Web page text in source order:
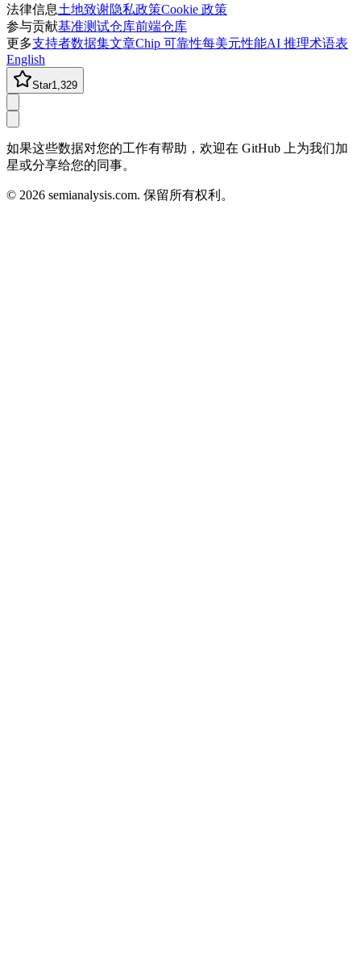
法律信息土地致谢隐私政策Cookie 政策
参与贡献基准测试仓库前端仓库
更多支持者数据集文章Chip 可靠性每美元性能AI 推理术语表
English
Star1,329
如果这些数据对您的工作有帮助，欢迎在 GitHub 上为我们加
星或分享给您的同事。
© 2026 semianalysis.com. 保留所有权利。